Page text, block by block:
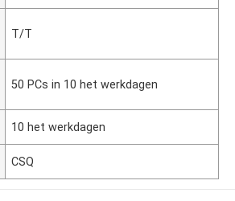
T/T
50 PCs in 10 het werkdagen
10 het werkdagen
CSQ